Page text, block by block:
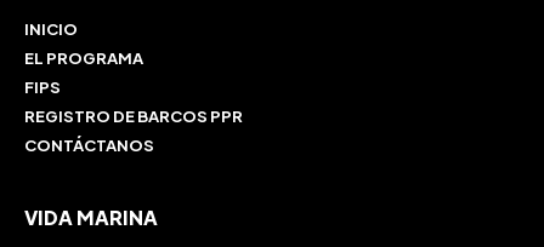
INICIO
EL PROGRAMA
FIPS
REGISTRO DE BARCOS PPR
CONTÁCTANOS
VIDA MARINA